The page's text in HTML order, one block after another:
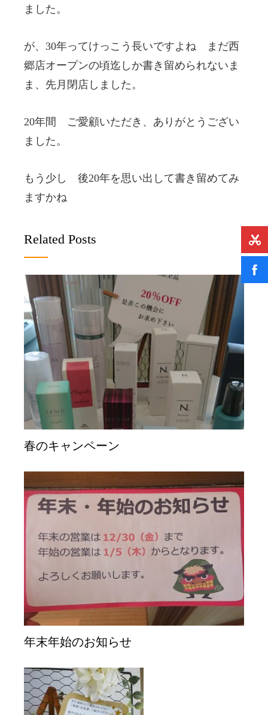
ました。
が、30年ってけっこう長いですよね まだ西
郷店オープンの頃迄しか書き留められないま
ま、先月閉店しました。
20年間 ご愛顧いただき、ありがとうござい
ました。
もう少し 後20年を思い出して書き留めてみ
ますかね
Related Posts
春のキャンペーン
年末年始のお知らせ